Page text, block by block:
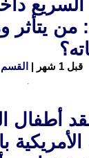
السريع
من يتأثر
قبل 1 شهر |
أطفال